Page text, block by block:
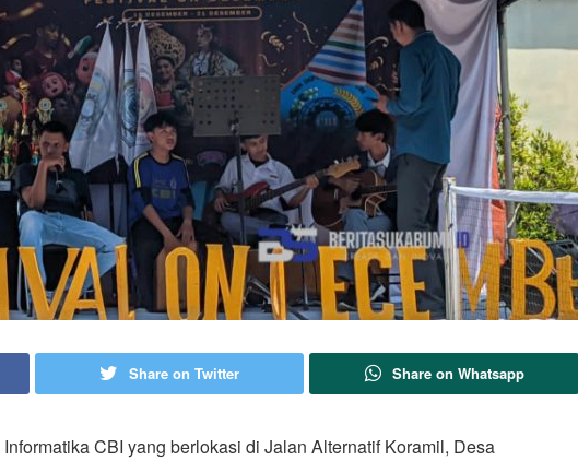
Share on Twitter Share on Whatsapp
CBI yang berlokasi di Jalan Alternatif Koramil, Desa